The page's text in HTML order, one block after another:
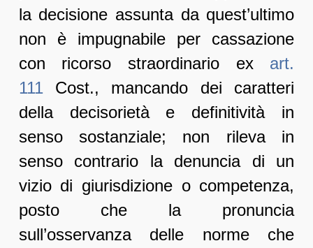
la decisione assunta da quest’ultimo
non è impugnabile per cassazione
con ricorso straordinario ex art.
111Cost., mancando dei caratteri
della decisorietà e definitività in
senso sostanziale; non rileva in
senso contrario la denuncia di un
vizio di giurisdizione o competenza,
posto che la pronuncia
sull’osservanza delle norme che